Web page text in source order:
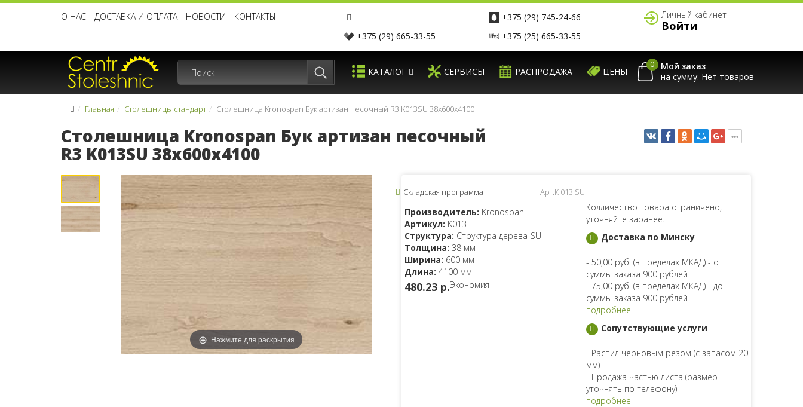
О НАС ДОСТАВКА И ОПЛАТА НОВОСТИ
КОНТАКТЫ
+375 (29) 665-33-55
+375 (29) 745-24-66
+375 (25) 665-33-55
Личный кабинет
Войти
КАТАЛОГ СЕРВИСЫ РАСПРОДАЖА ЦЕНЫ
0
Мой заказ
на сумму:
Главная Столешницы стандарт Столешница Kronospan Бук артизан песочный R3 K013SU 38x600x4100
Столешница Kronospan Бук артизан песочный
R3 K013SU 38x600x4100
Нажмите для раскрытия
Складская программа Арт.К 013 SU
Производитель: Kronospan
Артикул: K013
Структура: Структура дерева-SU
Толщина: 38 мм
Ширина: 600 мм
Длина: 4100 мм
480.23 p.Экономия
Колличество товара ограничено,
уточняйте заранее.
Доставка по Минску
- 50,00 руб. (в пределах МКАД) - от
суммы заказа 900 рублей
- 75,00 руб. (в пределах МКАД) - до
суммы заказа 900 рублей
подробнее
Сопутствующие услуги
- Распил черновым резом (с запасом 20
мм)
- Продажа частью листа (размер
уточнять по телефону)
подробнее